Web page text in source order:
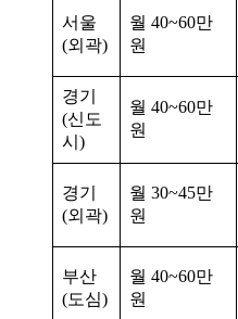
서울
(외곽)
월 40~60만
원
경기
(신도
시)
월 40~60만
원
경기
(외곽)
월 30~45만
원
부산
(도심)
월 40~60만
원